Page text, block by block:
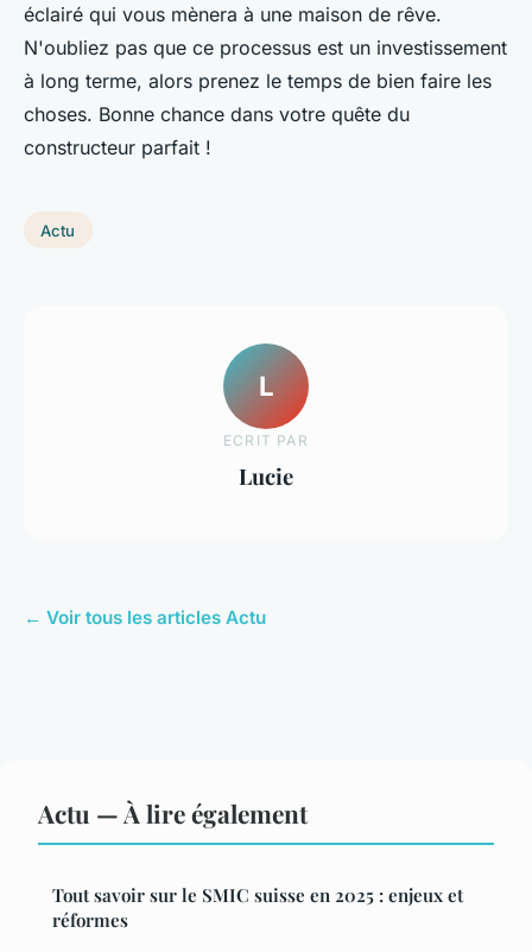
éclairé qui vous mènera à une maison de rêve.
N'oubliez pas que ce processus est un investissement
à long terme, alors prenez le temps de bien faire les
choses. Bonne chance dans votre quête du
constructeur parfait !
Actu
L
ECRIT PAR
Lucie
← Voir tous les articles Actu
Actu — À lire également
Tout savoir sur le SMIC suisse en 2025 : enjeux et
réformes